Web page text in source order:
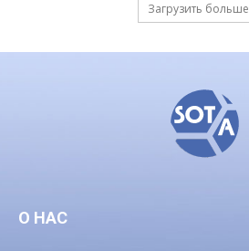
Загрузить больше
О НАС